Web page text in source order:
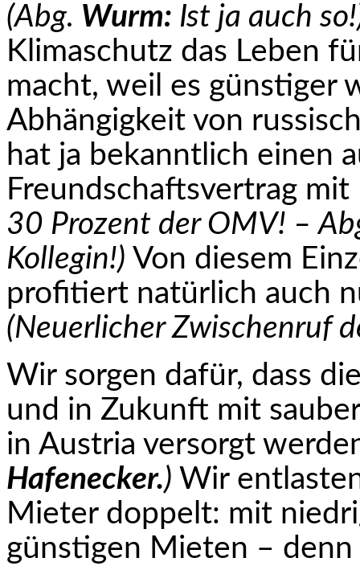
(Abg. Wurm: Ist ja auch
Klimaschutz das Leben
macht, weil es günstiger
Abhängigkeit von
hat ja bekanntlich einen
Freundschaftsvertrag
30 Prozent der OMV! –
Kollegin!) Von diesem
profitiert natürlich auch
(Neuerlicher Zwischenruf
Wir sorgen dafür, dass
und in Zukunft mit
in Austria versorgt
Hafenecker.) Wir
Mieter doppelt: mit
günstigen Mieten –